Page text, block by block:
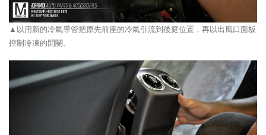
▲以用新的冷氣導管把原先前座的冷氣引流到後庭位置，再以出風口面板
控制冷凍的開關。